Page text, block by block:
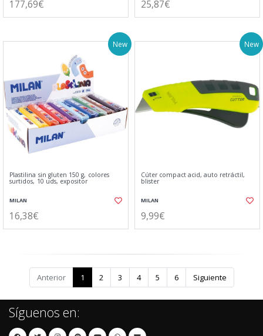
177,69€ 25,87€
New
Plastilina sin gluten 150 g, colores
surtidos, 10 uds, expositor
MILAN
16,38€
New
Cúter compact acid, auto retráctil,
blister
MILAN
9,99€
Anterior 1 2 3 4 5 6 Siguiente
Síguenos en: